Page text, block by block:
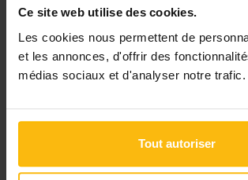
Ce site web utilise des cookies.
Les cookies nous permettent de
et les annonces, d'offrir des
médias sociaux et d'analyser notre trafic.
Tout autoriser
Avec votre abonnement, vous
bénéficiez de :
l’accès libre à l’ensemble
contenus du site